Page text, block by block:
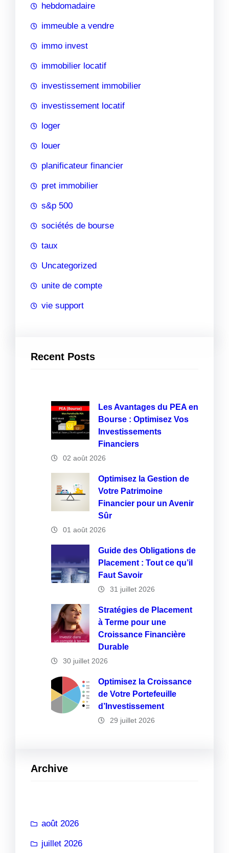
hebdomadaire
immeuble a vendre
immo invest
immobilier locatif
investissement immobilier
investissement locatif
loger
louer
planificateur financier
pret immobilier
s&p 500
sociétés de bourse
taux
Uncategorized
unite de compte
vie support
Recent Posts
Les Avantages du PEA en
Bourse : Optimisez Vos
Investissements
Financiers
02 août 2026
Optimisez la Gestion de
Votre Patrimoine
Financier pour un Avenir
Sûr
01 août 2026
Guide des Obligations de
Placement : Tout ce qu’il
Faut Savoir
31 juillet 2026
Stratégies de Placement
à Terme pour une
Croissance Financière
Durable
30 juillet 2026
Optimisez la Croissance
de Votre Portefeuille
d’Investissement
29 juillet 2026
Archive
août 2026
juillet 2026